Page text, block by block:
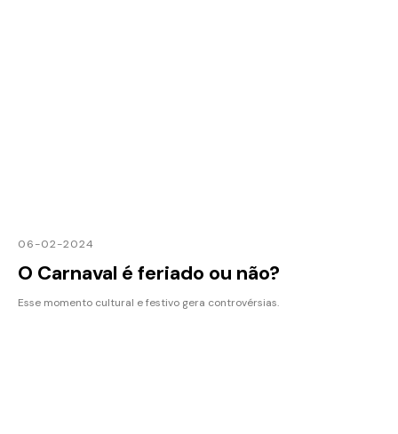
06-02-2024
O Carnaval é feriado ou não?
Esse momento cultural e festivo gera controvérsias.